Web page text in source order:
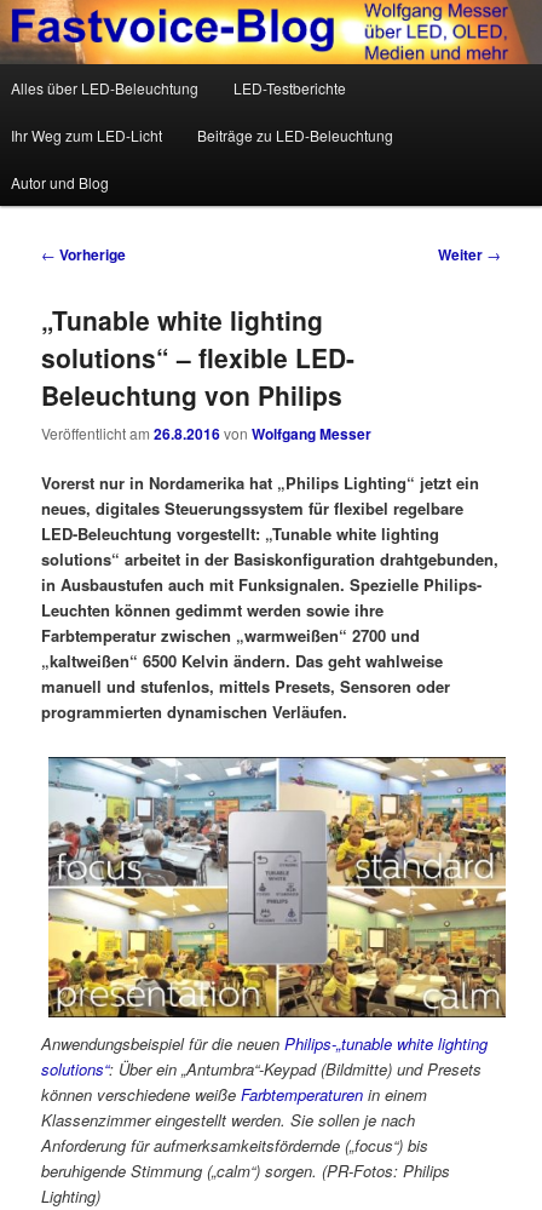
Fastvoice-Blog
Wolfgang Messer über LED, OLED, Medien und mehr
Zum Inhalt wechseln
Zum sekundären Inhalt wechseln
Alles über LED-Beleuchtung LED-Testberichte
Ihr Weg zum LED-Licht Beiträge zu LED-Beleuchtung
Autor und Blog
Beitrags-Navigation
← Vorherige Weiter →
„Tunable white lighting
solutions“ – flexible LED-
Beleuchtung von Philips
Veröffentlicht am26.8.2016vonWolfgang Messer
Vorerst nur in Nordamerika hat „Philips Lighting“ jetzt ein
neues, digitales Steuerungssystem für flexibel regelbare
LED-Beleuchtung vorgestellt: „Tunable white lighting
solutions“ arbeitet in der Basiskonfiguration drahtgebunden,
in Ausbaustufen auch mit Funksignalen. Spezielle Philips-
Leuchten können gedimmt werden sowie ihre
Farbtemperatur zwischen „warmweißen“ 2700 und
„kaltweißen“ 6500 Kelvin ändern. Das geht wahlweise
manuell und stufenlos, mittels Presets, Sensoren oder
programmierten dynamischen Verläufen.
Anwendungsbeispiel für die neuenPhilips-„tunable white lighting
solutions“: Über ein „Antumbra“-Keypad (Bildmitte) und Presets
können verschiedene weißeFarbtemperaturen in einem
Klassenzimmer eingestellt werden. Sie sollen je nach
Anforderung für aufmerksamkeitsfördernde („focus“) bis
beruhigende Stimmung („calm“) sorgen. (PR-Fotos: Philips
Lighting)